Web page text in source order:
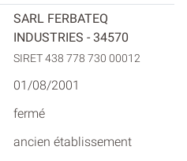
SARL FERBATEQ
INDUSTRIES - 34570
SIRET 438 778 730 00012
01/08/2001
fermé
ancien établissement